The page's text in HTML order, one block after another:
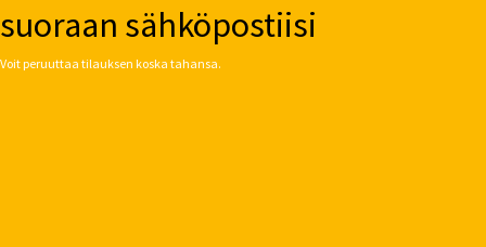
suoraan sähköpostiisi
Voit peruuttaa tilauksen koska tahansa.